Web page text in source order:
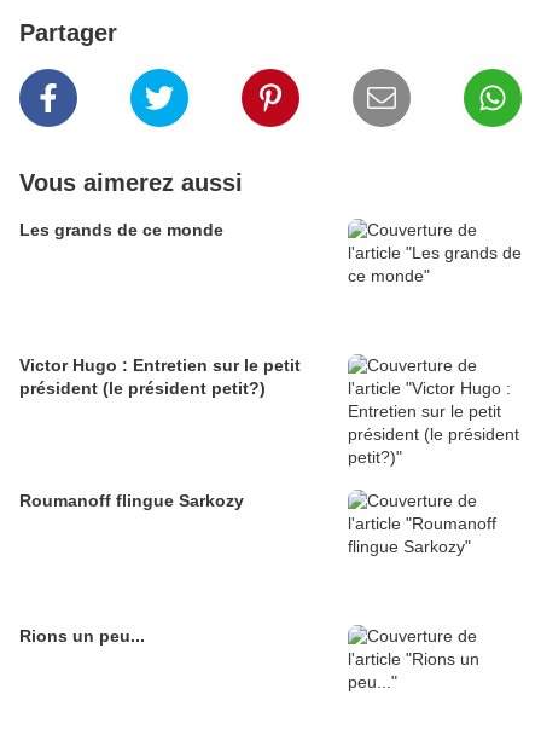
Partager
Vous aimerez aussi
Les grands de ce monde
Victor Hugo : Entretien sur le petit
président (le président petit?)
Roumanoff flingue Sarkozy
Rions un peu...